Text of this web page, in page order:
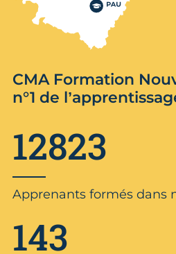
CMA Formation
n°1 de
12823
Apprenants formés dans
143